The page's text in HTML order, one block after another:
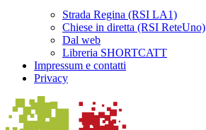
Strada Regina (RSI LA1)
Chiese in diretta (RSI ReteUno)
Dal web
Libreria SHORTCATT
Impressum e contatti
Privacy